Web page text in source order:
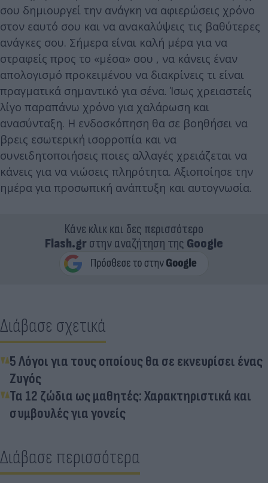
σου δημιουργεί την ανάγκη να αφιερώσεις χρόνο
στον εαυτό σου και να ανακαλύψεις τις βαθύτερες
ανάγκες σου. Σήμερα είναι καλή μέρα για να
στραφείς προς το «μέσα» σου , να κάνεις έναν
απολογισμό προκειμένου να διακρίνεις τι είναι
πραγματικά σημαντικό για σένα. Ίσως χρειαστείς
λίγο παραπάνω χρόνο για χαλάρωση και
ανασύνταξη. Η ενδοσκόπηση θα σε βοηθήσει να
βρεις εσωτερική ισορροπία και να
συνειδητοποιήσεις ποιες αλλαγές χρειάζεται να
κάνεις για να νιώσεις πληρότητα. Αξιοποίησε την
ημέρα για προσωπική ανάπτυξη και αυτογνωσία.
Κάνε κλικ και δες περισσότερο
Flash.grστην αναζήτηση της Google
Διάβασε σχετικά
5 Λόγοι για τους οποίους θα σε εκνευρίσει ένας
Ζυγός
Τα 12 ζώδια ως μαθητές: Χαρακτηριστικά και
συμβουλές για γονείς
Διάβασε περισσότερα